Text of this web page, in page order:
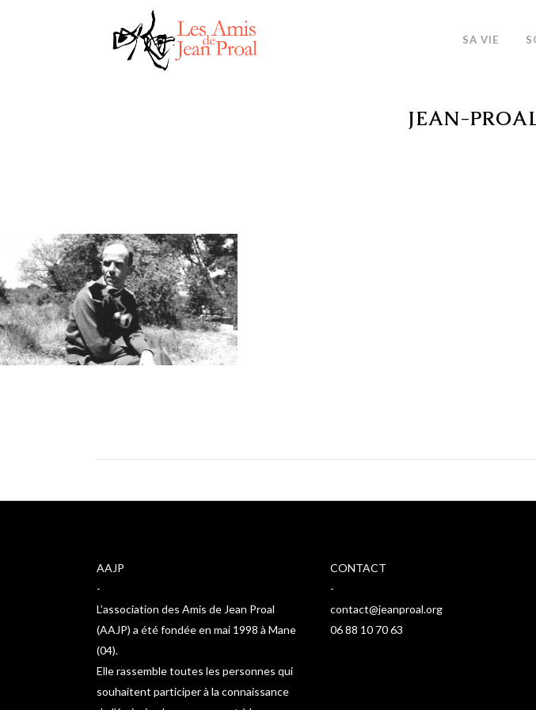
SA VIE
JEAN-
AAJP
-
L’association des Amis de Jean Proal
(AAJP) a été fondée en mai 1998 à Mane
(04).
Elle rassemble toutes les personnes qui
souhaitent participer à la connaissance
CONTACT
-
contact@jeanproal.org
06 88 10 70 63